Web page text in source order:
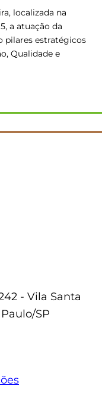
localizada na
a atuação da
pilares estratégicos
Qualidade e
- Vila Santa
SP